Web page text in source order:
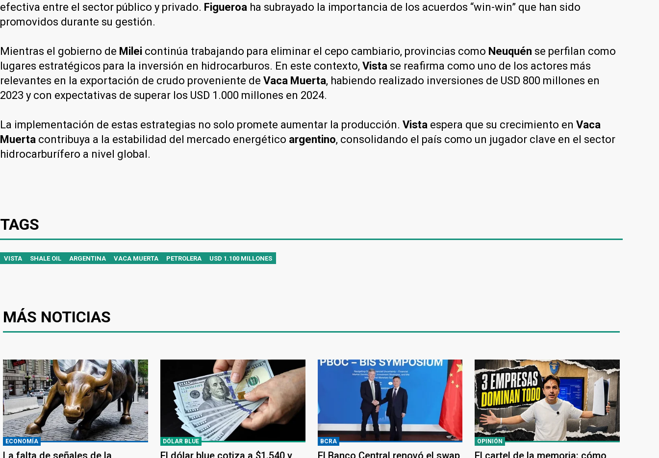
efectiva entre el sector público y privado. Figueroa ha subrayado la importancia de los acuerdos “win-win” que han sido
promovidos durante su gestión.
Mientras el gobierno de Milei continúa trabajando para eliminar el cepo cambiario, provincias como Neuquén se perfilan como
lugares estratégicos para la inversión en hidrocarburos. En este contexto, Vista se reafirma como uno de los actores más
relevantes en la exportación de crudo proveniente de Vaca Muerta, habiendo realizado inversiones de USD 800 millones en
2023 y con expectativas de superar los USD 1.000 millones en 2024.
La implementación de estas estrategias no solo promete aumentar la producción. Vista espera que su crecimiento en Vaca
Muerta contribuya a la estabilidad del mercado energético argentino, consolidando el país como un jugador clave en el sector
hidrocarburífero a nivel global.
TAGS
VISTA SHALE OIL ARGENTINA VACA MUERTA PETROLERA USD 1.100 MILLONES
MÁS NOTICIAS
ECONOMÍA
La falta de señales de la
DÓLAR BLUE
El dólar blue cotiza a $1.540 y
BCRA
El Banco Central renovó el swap
OPINIÓN
El cartel de la memoria: cómo